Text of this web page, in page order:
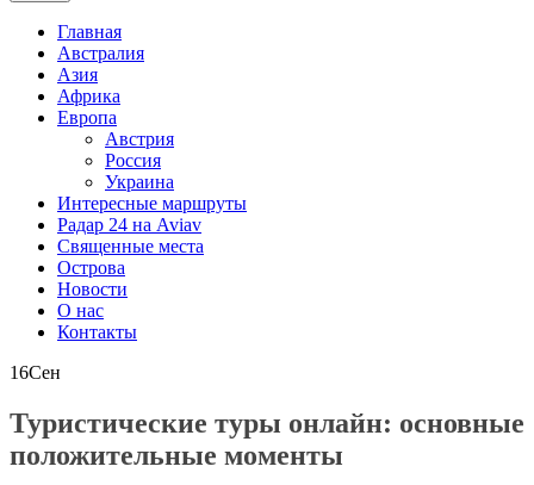
Главная
Австралия
Азия
Африка
Европа
Австрия
Россия
Украина
Интересные маршруты
Радар 24 на Aviav
Священные места
Острова
Новости
О нас
Контакты
16Сен
Туристические туры онлайн: основные
положительные моменты